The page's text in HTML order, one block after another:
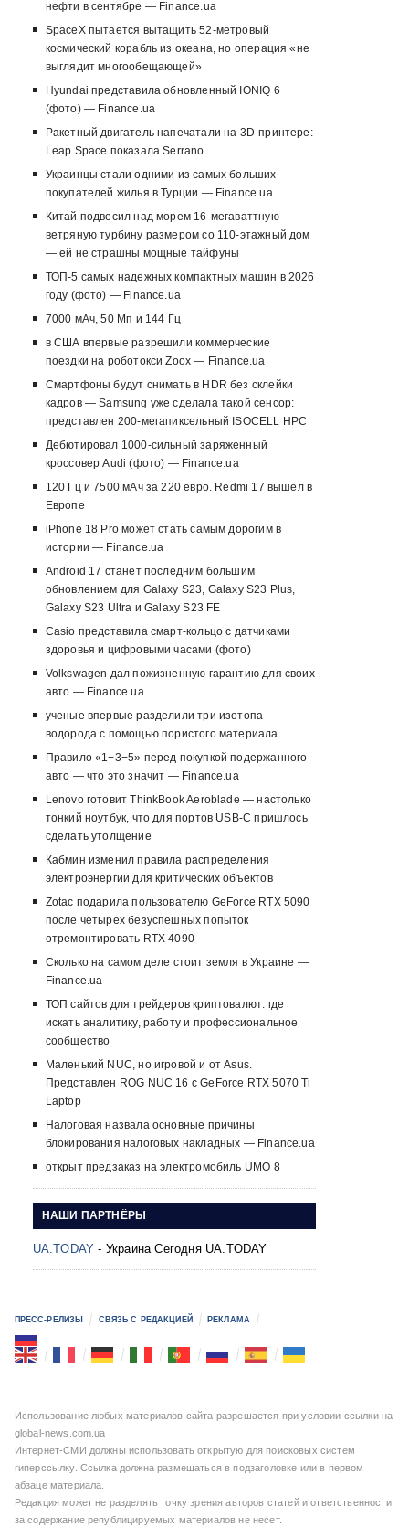
нефти в сентябре — Finance.ua
SpaceX пытается вытащить 52-метровый
космический корабль из океана, но операция «не
выглядит многообещающей»
Hyundai представила обновленный IONIQ 6
(фото) — Finance.ua
Ракетный двигатель напечатали на 3D-принтере:
Leap Space показала Serrano
Украинцы стали одними из самых больших
покупателей жилья в Турции — Finance.ua
Китай подвесил над морем 16-мегаваттную
ветряную турбину размером со 110-этажный дом
— ей не страшны мощные тайфуны
ТОП-5 самых надежных компактных машин в 2026
году (фото) — Finance.ua
7000 мАч, 50 Мп и 144 Гц
в США впервые разрешили коммерческие
поездки на роботокси Zoox — Finance.ua
Смартфоны будут снимать в HDR без склейки
кадров — Samsung уже сделала такой сенсор:
представлен 200-мегапиксельный ISOCELL HPC
Дебютировал 1000-сильный заряженный
кроссовер Audi (фото) — Finance.ua
120 Гц и 7500 мАч за 220 евро. Redmi 17 вышел в
Европе
iPhone 18 Pro может стать самым дорогим в
истории — Finance.ua
Android 17 станет последним большим
обновлением для Galaxy S23, Galaxy S23 Plus,
Galaxy S23 Ultra и Galaxy S23 FE
Casio представила смарт-кольцо с датчиками
здоровья и цифровыми часами (фото)
Volkswagen дал пожизненную гарантию для своих
авто — Finance.ua
ученые впервые разделили три изотопа
водорода с помощью пористого материала
Правило «1−3−5» перед покупкой подержанного
авто — что это значит — Finance.ua
Lenovo готовит ThinkBook Aeroblade — настолько
тонкий ноутбук, что для портов USB-C пришлось
сделать утолщение
Кабмин изменил правила распределения
электроэнергии для критических объектов
Zotac подарила пользователю GeForce RTX 5090
после четырех безуспешных попыток
отремонтировать RTX 4090
Сколько на самом деле стоит земля в Украине —
Finance.ua
ТОП сайтов для трейдеров криптовалют: где
искать аналитику, работу и профессиональное
сообщество
Маленький NUC, но игровой и от Asus.
Представлен ROG NUC 16 с GeForce RTX 5070 Ti
Laptop
Налоговая назвала основные причины
блокирования налоговых накладных — Finance.ua
открыт предзаказ на электромобиль UMO 8
НАШИ ПАРТНЁРЫ
UA.TODAY - Украина Сегодня UA.TODAY
ПРЕСС-РЕЛИЗЫ СВЯЗЬ С РЕДАКЦИЕЙ РЕКЛАМА
Использование любых материалов сайта разрешается при условии ссылки на
global-news.com.ua
Интернет-СМИ должны использовать открытую для поисковых систем
гиперссылку. Ссылка должна размещаться в подзаголовке или в первом
абзаце материала.
Редакция может не разделять точку зрения авторов статей и ответственности
за содержание републицируемых материалов не несет.